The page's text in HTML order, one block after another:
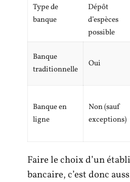
Type de
banque
Dépôt
d’espèces
possible
Banque
traditionnelle
Oui
Banque en
ligne
Non (sauf
exceptions)
Faire le choix d’un
bancaire, c’est donc